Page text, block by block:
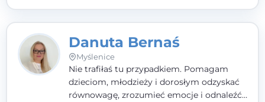
Danuta Bernaś
Myślenice
Nie trafiłaś tu przypadkiem. Pomagam
dzieciom, młodzieży i dorosłym odzyskać
równowagę, zrozumieć emocje i odnaleźć